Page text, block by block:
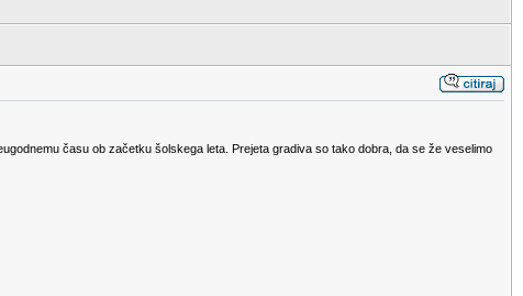
času ob začetku šolskega leta. Prejeta gradiva so tako dobra, da se že veselimo